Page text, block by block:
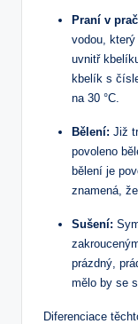
Praní v
vodou,
uvnitř
kbelík s
na 30 °C.
Bělení: Již
povoleno
bělení je
znamená,
Sušení:
prázdný,
mělo by se
Diferenciace